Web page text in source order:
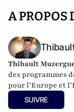
A PROPOS
Thibault
des programmes
pour l’Europe et
classes (2018,
Bataille
(2021, Le
SUIVRE